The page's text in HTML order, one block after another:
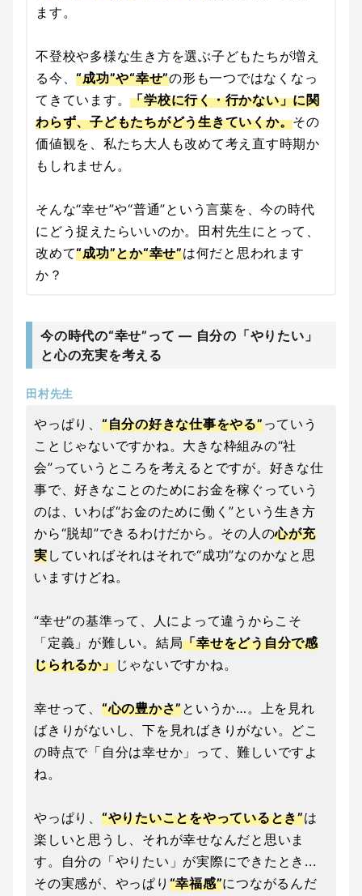
ます。
不登校や多様な生き方を選ぶ子どもたちが増え
る今、“成功”や“幸せ”の形も一つではなくなっ
てきています。「学校に行く・行かない」に関
わらず、子どもたちがどう生きていくか。その
価値観を、私たち大人も改めて考え直す時期か
もしれません。
そんな“幸せ”や“普通”という言葉を、今の時代
にどう捉えたらいいのか。田村先生にとって、
改めて“成功”とか“幸せ”は何だと思われます
か？
今の時代の“幸せ”って ― 自分の「やりたい」
と心の充実を考える
田村先生
やっぱり、 “自分の好きな仕事をやる”っていう
ことじゃないですかね。大きな枠組みの“社
会”っていうところを考えるとですが。好きな仕
事で、好きなことのためにお金を稼ぐっていう
のは、いわば“お金のために働く”という生き方
から“脱却”できるわけだから。その人の心が充
実していればそれはそれで“成功”なのかなと思
いますけどね。
“幸せ”の基準って、人によって違うからこそ
「定義」が難しい。結局「幸せをどう自分で感
じられるか」じゃないですかね。
幸せって、 “心の豊かさ”というか…。上を見れ
ばきりがないし、下を見ればきりがない。どこ
の時点で「自分は幸せか」って、難しいですよ
ね。
やっぱり、 “やりたいことをやっているとき”は
楽しいと思うし、それが幸せなんだと思いま
す。自分の「やりたい」が実際にできたとき...
その実感が、やっぱり “幸福感”につながるんだ